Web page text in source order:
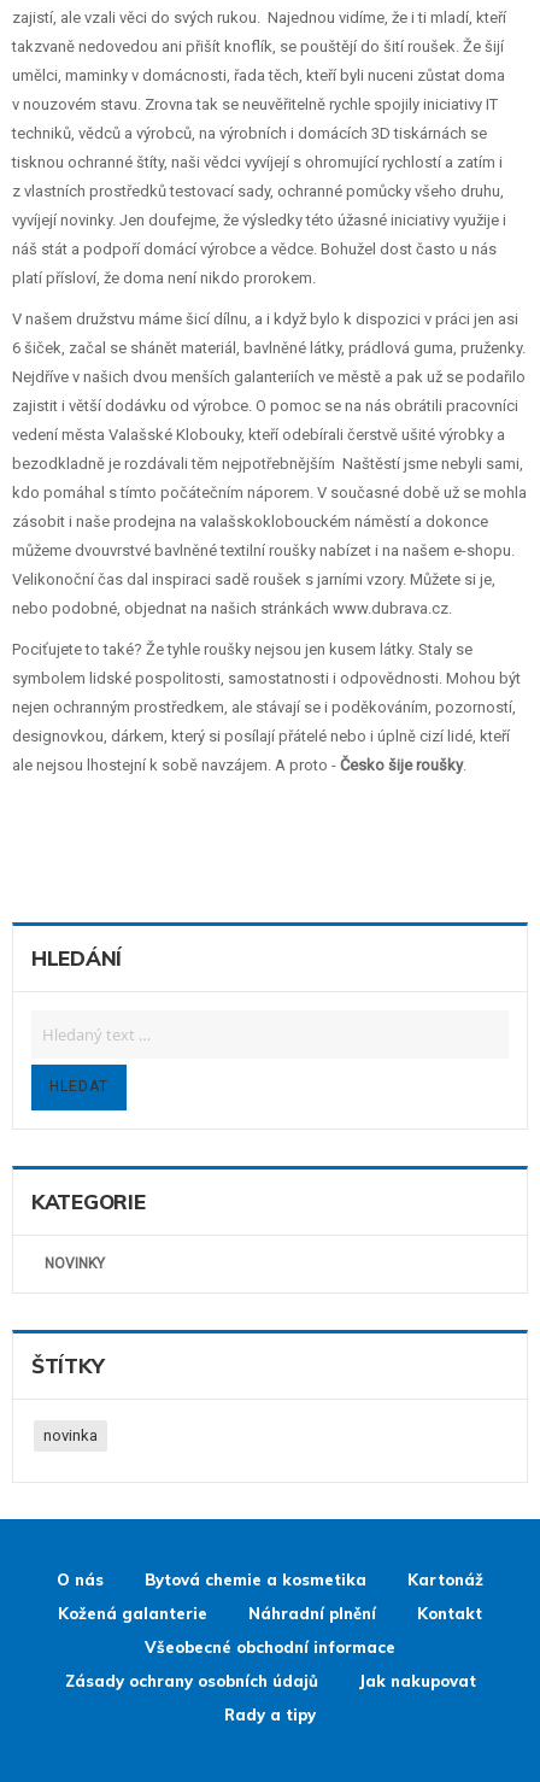
zajistí, ale vzali věci do svých rukou. Najednou vidíme, že i ti mladí, kteří
takzvaně nedovedou ani přišít knoflík, se pouštějí do šití roušek. Že šijí
umělci, maminky v domácnosti, řada těch, kteří byli nuceni zůstat doma
v nouzovém stavu. Zrovna tak se neuvěřitelně rychle spojily iniciativy IT
techniků, vědců a výrobců, na výrobních i domácích 3D tiskárnách se
tisknou ochranné štíty, naši vědci vyvíjejí s ohromující rychlostí a zatím i
z vlastních prostředků testovací sady, ochranné pomůcky všeho druhu,
vyvíjejí novinky. Jen doufejme, že výsledky této úžasné iniciativy využije i
náš stát a podpoří domácí výrobce a vědce. Bohužel dost často u nás
platí přísloví, že doma není nikdo prorokem.
V našem družstvu máme šicí dílnu, a i když bylo k dispozici v práci jen asi
6 šiček, začal se shánět materiál, bavlněné látky, prádlová guma, pruženky.
Nejdříve v našich dvou menších galanteriích ve městě a pak už se podařilo
zajistit i větší dodávku od výrobce. O pomoc se na nás obrátili pracovníci
vedení města Valašské Klobouky, kteří odebírali čerstvě ušité výrobky a
bezodkladně je rozdávali těm nejpotřebnějším Naštěstí jsme nebyli sami,
kdo pomáhal s tímto počátečním náporem. V současné době už se mohla
zásobit i naše prodejna na valašskoklobouckém náměstí a dokonce
můžeme dvouvrstvé bavlněné textilní roušky nabízet i na našem e-shopu.
Velikonoční čas dal inspiraci sadě roušek s jarními vzory. Můžete si je,
nebo podobné, objednat na našich stránkách www.dubrava.cz
Pociťujete to také? Že tyhle roušky nejsou jen kusem látky. Staly se
symbolem lidské pospolitosti, samostatnosti i odpovědnosti. Mohou být
nejen ochranným prostředkem, ale stávají se i poděkováním, pozorností,
designovkou, dárkem, který si posílají přátelé nebo i úplně cizí lidé, kteří
ale nejsou lhostejní k sobě navzájem. A proto - Česko šije roušky.
HLEDÁNÍ
HLEDAT
KATEGORIE
NOVINKY
ŠTÍTKY
novinka
O nás Bytová chemie a kosmetika
Kartonáž
Kožená galanterie
Náhradní plnění
Kontakt
Všeobecné obchodní informace
Zásady ochrany osobních údajů
Jak nakupovat
Rady a tipy